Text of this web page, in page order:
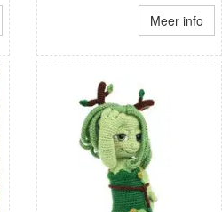
Meer info